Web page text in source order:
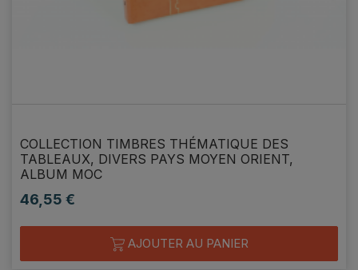
COLLECTION TIMBRES THÉMATIQUE DES
TABLEAUX, DIVERS PAYS MOYEN ORIENT,
ALBUM MOC
Prix
46,55 €
AJOUTER AU PANIER